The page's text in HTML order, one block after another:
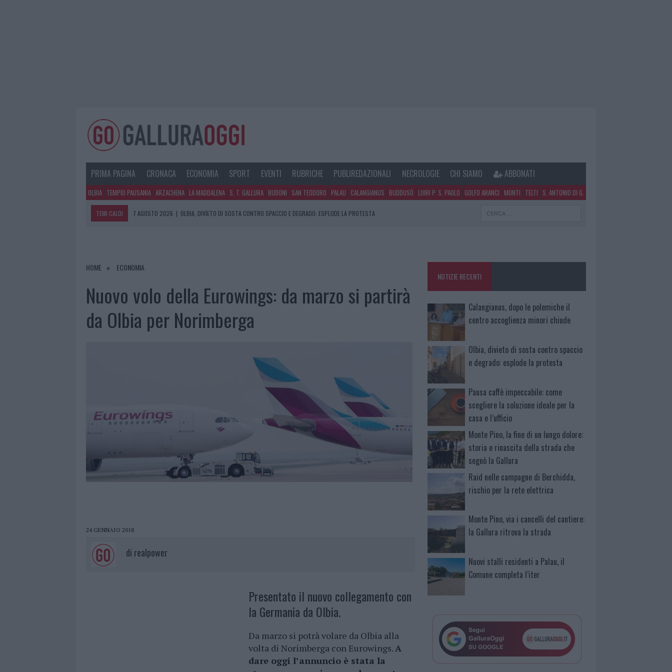
PRIMA PAGINA CRONACA ECONOMIA SPORT EVENTI RUBRICHE PUBLIREDAZIONALI NECROLOGIE CHI SIAMO ABBONATI
OLBIA TEMPIO PAUSANIA ARZACHENA LA MADDALENA S. T. GALLURA BUDONI SAN TEODORO PALAU CALANGIANUS BUDDUSÒ LOIRI P. S. PAOLO GOLFO ARANCI MONTI TELTI S. ANTONIO DI G.
TEMI CALDI 7 AGOSTO 2026 | OLBIA, DIVIETO DI SOSTA CONTRO SPACCIO E DEGRADO: ESPLODE LA PROTESTA
7 AGOSTO 2026 |
HOME ECONOMIA
Nuovo volo della Eurowings: da marzo si partirà
da Olbia per Norimberga
24 GENNAIO 2018
di realpower
Presentato il nuovo collegamento con
la Germania da Olbia.
Da marzo si potrà volare da Olbia alla
volta di Norimberga con Eurowings.A
dare oggi l’annuncio è stata la
NOTIZIE RECENTI
Calangianus, dopo le polemiche il
centro accoglienza minori chiude
Olbia, divieto di sosta contro spaccio
e degrado: esplode la protesta
Pausa caffè impeccabile: come
scegliere la soluzione ideale per la
casa e l’ufficio
Monte Pino, la fine di un lungo dolore:
storia e rinascita della strada che
segnò la Gallura
Raid nelle campagne di Berchidda,
rischio per la rete elettrica
Monte Pino, via i cancelli del cantiere:
la Gallura ritrova la strada
Nuovi stalli residenti a Palau, il
Comune completa l’iter